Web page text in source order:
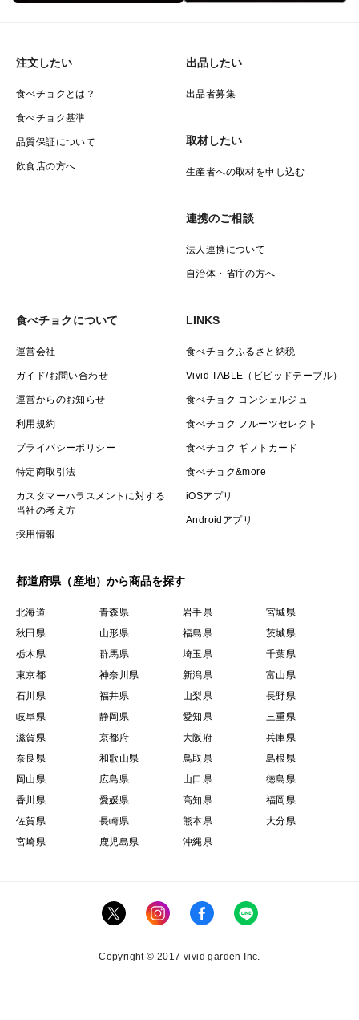
注文したい
食べチョクとは？
食べチョク基準
品質保証について
飲食店の方へ
出品したい
出品者募集
取材したい
生産者への取材を申し込む
連携のご相談
法人連携について
自治体・省庁の方へ
食べチョクについて
運営会社
ガイド/お問い合わせ
運営からのお知らせ
利用規約
プライバシーポリシー
特定商取引法
カスタマーハラスメントに対する
当社の考え方
採用情報
LINKS
食べチョクふるさと納税
Vivid TABLE（ビビッドテーブル）
食べチョク コンシェルジュ
食べチョク フルーツセレクト
食べチョク ギフトカード
食べチョク&more
iOSアプリ
Androidアプリ
都道府県（産地）から商品を探す
北海道 青森県 岩手県
宮城県
秋田県
山形県 福島県
茨城県
栃木県
群馬県 埼玉県
千葉県
東京都
神奈川県 新潟県
富山県
石川県
福井県 山梨県
長野県
岐阜県
静岡県 愛知県
三重県
滋賀県
京都府 大阪府
兵庫県
奈良県
和歌山県 鳥取県
島根県
岡山県
広島県 山口県
徳島県
香川県
愛媛県 高知県
福岡県
佐賀県
長崎県 熊本県
大分県
宮崎県
鹿児島県 沖縄県
Copyright © 2017 vivid garden Inc.